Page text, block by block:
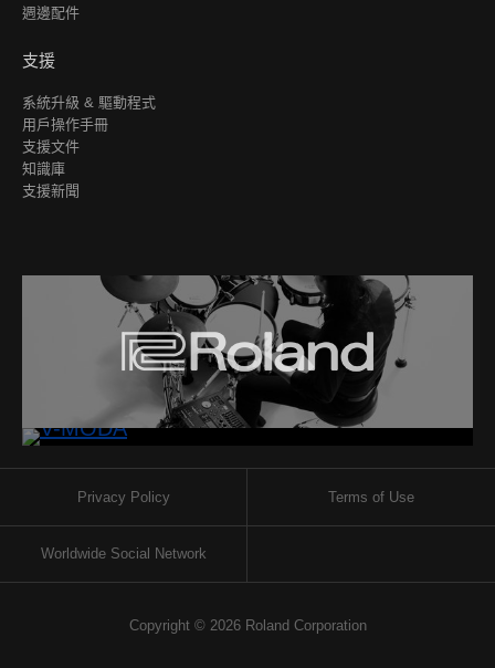
週邊配件
支援
系統升級 & 驅動程式
用戶操作手冊
支援文件
知識庫
支援新聞
Privacy Policy Terms of Use
Worldwide Social Network
Copyright © 2026 Roland Corporation